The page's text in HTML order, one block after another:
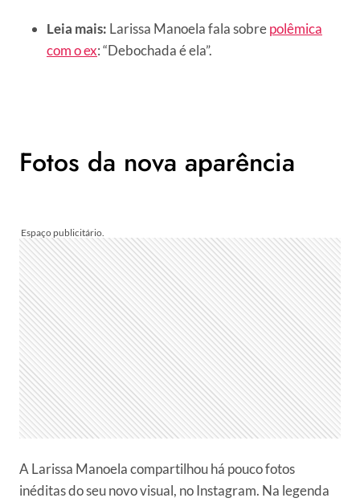
Leia mais: Larissa Manoela fala sobrepolêmica
com o ex: “Debochada é ela”.
Fotos da nova aparência
A Larissa Manoela compartilhou há pouco fotos
inéditas do seu novo visual, no Instagram. Na legenda